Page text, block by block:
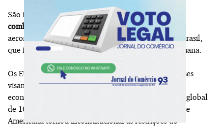
São itens comocafé, carne bovina, suco de laranja,
combustíveis fósseis e componentes da indústria
aeronáutica. As novas regras também valem para o Brasil,
que foi alvo de restrições pela segunda vez nesta semana.
Os EUA dizem que as novas tarifas impostas a 60 países
visam compensar os efeitos do trabalho forçado na
economia americana. A medida substitui a sobretaxa global
de 10% imposta por Trump, quando a Suprema Corte
Americana tornou inconstitucional as restrições do